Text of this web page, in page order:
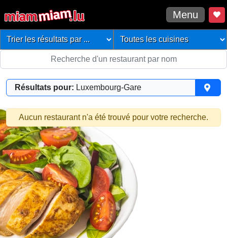
Menu
Résultats pour: Luxembourg-Gare
Aucun restaurant n'a été trouvé pour votre recherche.